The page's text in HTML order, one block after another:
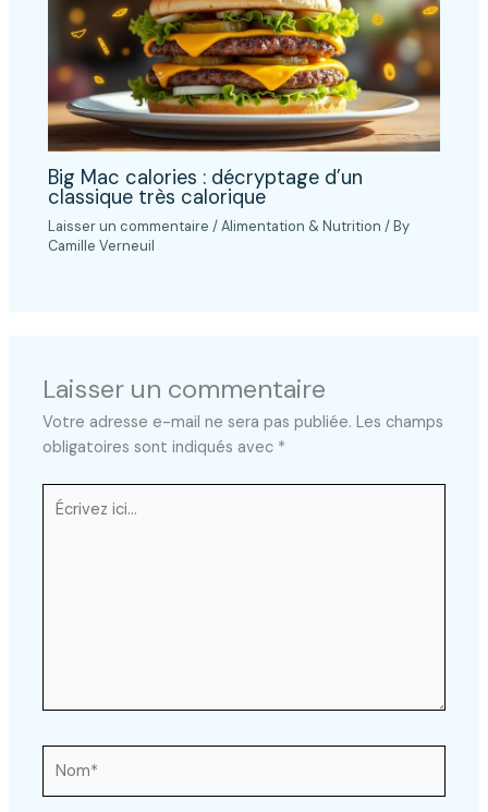
Big Mac calories : décryptage d’un
classique très calorique
Laisser un commentaire /Alimentation & Nutrition / By
Camille Verneuil
Laisser un commentaire
Votre adresse e-mail ne sera pas publiée. Les champs
obligatoires sont indiqués avec *
Écrivez
ici…